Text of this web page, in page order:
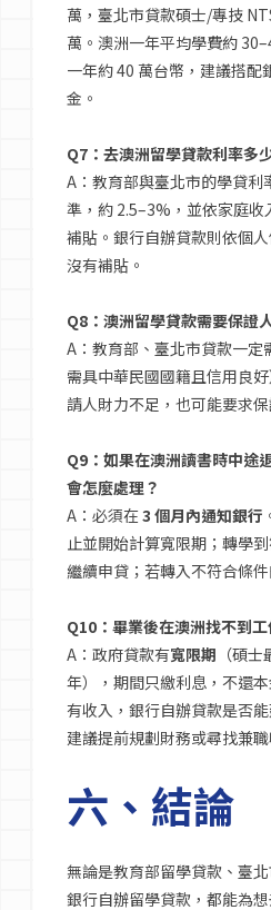
萬，臺北市貸款碩士/專技
萬。澳洲一年平均學費約
一年約 40 萬台幣，建議搭配
金。
Q7：去澳洲留學貸款利率多
A：教育部與臺北市的學貸利
準，約 2.5–3%，並依家庭
補貼。銀行自辦貸款則依個
沒有補貼。
Q8：澳洲留學貸款需要保證
A：教育部、臺北市貸款一定
需具中華民國國籍且信用良
請人財力不足，也可能要求
Q9：如果在澳洲讀書時中途
會怎麼處理？
A：必須在3 個月內通知銀行
止並開始計算寬限期；轉學
繼續申貸；若轉入不符合條
Q10：畢業後在澳洲找不到
A：政府貸款有寬限期 （碩
年），期間只繳利息，不還
有收入，銀行自辦貸款是否
建議提前規劃財務或尋找兼職
六、結論
無論是教育部留學貸款、臺
銀行自辦留學貸款，都能為